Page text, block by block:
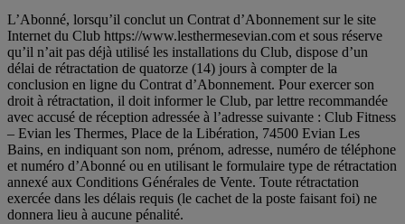
L’Abonné, lorsqu’il conclut un Contrat d’Abonnement sur le site
Internet du Club https://www.lesthermesevian.com et sous réserve
qu’il n’ait pas déjà utilisé les installations du Club, dispose d’un
délai de rétractation de quatorze (14) jours à compter de la
conclusion en ligne du Contrat d’Abonnement. Pour exercer son
droit à rétractation, il doit informer le Club, par lettre recommandée
avec accusé de réception adressée à l’adresse suivante : Club Fitness
– Evian les Thermes, Place de la Libération, 74500 Evian Les
Bains, en indiquant son nom, prénom, adresse, numéro de téléphone
et numéro d’Abonné ou en utilisant le formulaire type de rétractation
annexé aux Conditions Générales de Vente. Toute rétractation
exercée dans les délais requis (le cachet de la poste faisant foi) ne
donnera lieu à aucune pénalité.